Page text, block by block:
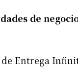
de
Entrega